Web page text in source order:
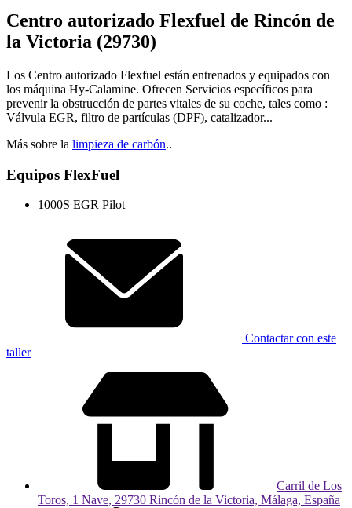
Centro autorizado Flexfuel de Rincón de
la Victoria (29730)
Los Centro autorizado Flexfuel están entrenados y equipados con
los máquina Hy-Calamine. Ofrecen Servicios específicos para
prevenir la obstrucción de partes vitales de su coche, tales como :
Válvula EGR, filtro de partículas (DPF), catalizador...
Más sobre la limpieza de carbón..
Equipos FlexFuel
1000S EGR Pilot
Contactar con este
taller
Carril de Los
Toros, 1 Nave, 29730 Rincón de la Victoria, Málaga, España